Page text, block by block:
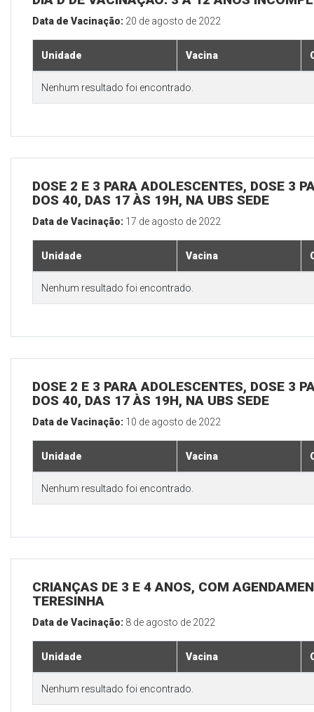
Data de Vacinação: 20 de agosto de 2022
Unidade Vacina
Nenhum resultado foi encontrado.
DOSE 2 E 3 PARA ADOLESCENTES, DOSE 3
DOS 40, DAS 17 ÀS 19H, NA UBS SEDE
Data de Vacinação: 17 de agosto de 2022
Unidade Vacina
Nenhum resultado foi encontrado.
DOSE 2 E 3 PARA ADOLESCENTES, DOSE 3
DOS 40, DAS 17 ÀS 19H, NA UBS SEDE
Data de Vacinação: 10 de agosto de 2022
Unidade Vacina
Nenhum resultado foi encontrado.
CRIANÇAS DE 3 E 4 ANOS, COM
TERESINHA
Data de Vacinação: 8 de agosto de 2022
Unidade Vacina
Nenhum resultado foi encontrado.